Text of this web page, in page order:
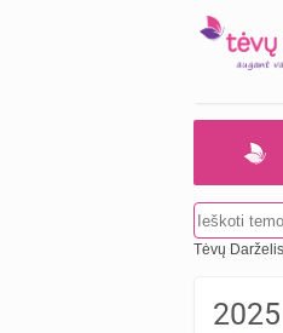
Tėvų Darželis